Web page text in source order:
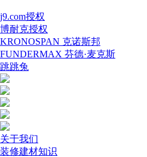
j9.com授权
博耐克授权
KRONOSPAN 克诺斯邦
FUNDERMAX 芬德·麦克斯
跳跳兔
关于我们
装修建材知识